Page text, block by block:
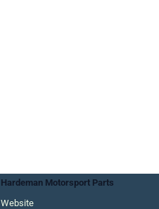
Hardeman Motorsport Parts
Website